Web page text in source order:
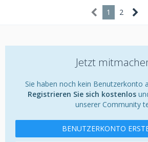
1 2
Jetzt
Sie haben noch kein Benutzerkonto
Registrieren Sie sich kostenlos
unserer Community
BENUTZERKONTO